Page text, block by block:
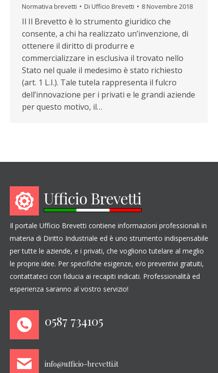
Normativa brevetti Di Ufficio Brevetti 8 Novembre 2018
Il Il Brevetto è lo strumento giuridico che
consente, a chi ha realizzato un’invenzione, di
ottenere il diritto di produrre e
commercializzare in esclusiva il trovato nello
Stato nel quale il medesimo è stato richiesto
(art. 1 L.I.). Tale tutela rappresenta il fulcro
dell’innovazione per i privati e le grandi aziende
per questo motivo, il…
Il portale Ufficio Brevetti contiene informazioni professionali in
materia di Diritto Industriale ed è uno strumento indispensabile
per tutte le aziende, e i privati, che vogliono tutelare al meglio
le proprie idee. Per specifiche esigenze, e/o preventivi gratuiti,
contattateci con fiducia ai recapiti indicati. Professionalità ed
esperienza saranno al vostro servizio!
0587 734105
info@ufficio-brevetti.it